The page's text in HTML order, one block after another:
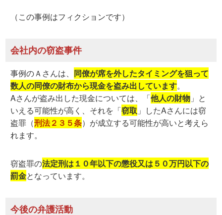
（この事例はフィクションです）
会社内の窃盗事件
事例のＡさんは、 同僚が席を外したタイミングを狙って
数人の同僚の財布から現金を盗み出しています。
Aさんが盗み出した現金については、「他人の財物 」と
いえる可能性が高く、それを「窃取 」したAさんには窃
盗罪（刑法２３５条）が成立する可能性が高いと考えら
れます。
窃盗罪の法定刑は１０年以下の懲役又は５０万円以下の
罰金となっています。
今後の弁護活動